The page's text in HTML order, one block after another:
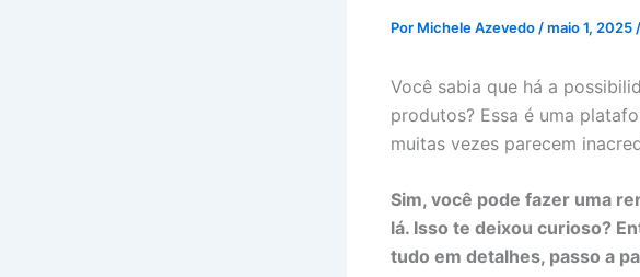
Por Michele Azevedo /maio 1, 2025 /
Você sabia que há a
produtos? Essa é uma
muitas vezes parecem
Sim, você pode fazer uma
lá. Isso te deixou curioso?
tudo em detalhes, passo a